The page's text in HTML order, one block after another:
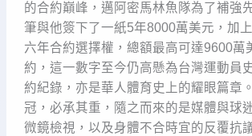
的合約巔峰，邁阿密馬林魚隊為了補強
筆與他簽下了一紙5年8000萬美元，加
六年合約選擇權，總額最高可達9600萬
約，這一數字至今仍高懸為台灣運動員
約紀錄，亦是華人體育史上的耀眼篇章
冠，必承其重，隨之而來的是媒體與球
微鏡檢視，以及身體不合時宜的反覆抗